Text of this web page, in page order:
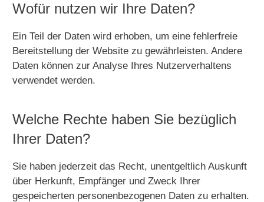
Wofür nutzen wir Ihre Daten?
Ein Teil der Daten wird erhoben, um eine fehlerfreie
Bereitstellung der Website zu gewährleisten. Andere
Daten können zur Analyse Ihres Nutzerverhaltens
verwendet werden.
Welche Rechte haben Sie bezüglich
Ihrer Daten?
Sie haben jederzeit das Recht, unentgeltlich Auskunft
über Herkunft, Empfänger und Zweck Ihrer
gespeicherten personenbezogenen Daten zu erhalten.